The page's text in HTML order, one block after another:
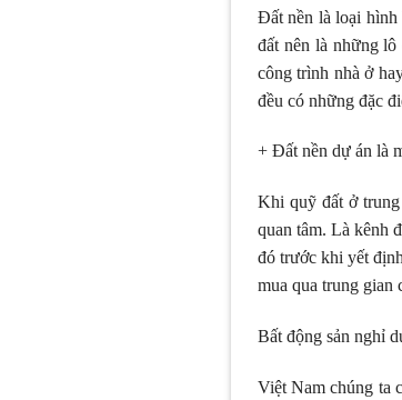
Đất nền là loại hình
đất nên là những
công trình nhà ở
đều có những đặc
+ Đất nền dự án là
Khi quỹ đất ở trung
quan tâm. Là kênh
đó trước khi yết
mua qua trung gian
Bất động sản nghỉ
Việt Nam chúng ta